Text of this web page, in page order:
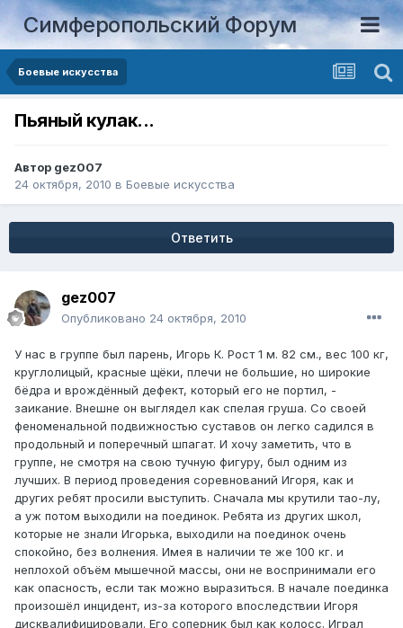
Симферопольский Форум
Боевые искусства
Пьяный кулак...
Автор gez007
24 октября, 2010 в Боевые искусства
Ответить
gez007
Опубликовано 24 октября, 2010
У нас в группе был парень, Игорь К. Рост 1 м. 82 см., вес 100 кг,
круглолицый, красные щёки, плечи не большие, но широкие
бёдра и врождённый дефект, который его не портил, -
заикание. Внешне он выглядел как спелая груша. Со своей
феноменальной подвижностью суставов он легко садился в
продольный и поперечный шпагат. И хочу заметить, что в
группе, не смотря на свою тучную фигуру, был одним из
лучших. В период проведения соревнований Игоря, как и
других ребят просили выступить. Сначала мы крутили тао-лу,
а уж потом выходили на поединок. Ребята из других школ,
которые не знали Игорька, выходили на поединок очень
спокойно, без волнения. Имея в наличии те же 100 кг. и
неплохой объём мышечной массы, они не воспринимали его
как опасность, если так можно выразиться. В начале поединка
произошёл инцидент, из-за которого впоследствии Игоря
дисквалифицировали. Его соперник был как колосс. Играл